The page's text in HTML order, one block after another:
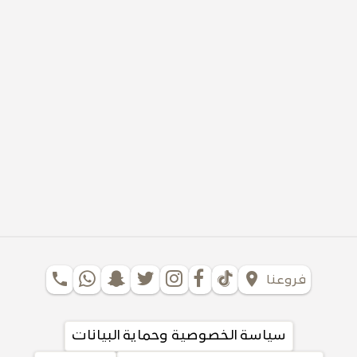
phone location_on فروعنا
سياسة الخصوصية وحماية البيانات